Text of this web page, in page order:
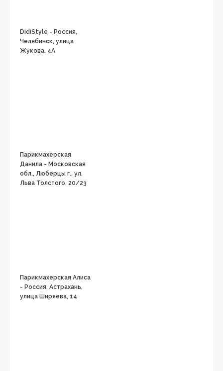
DidiStyle - Россия,
Челябинск, улица
Жукова, 4А
Парикмахерская
Данила - Московская
обл., Люберцы г., ул.
Льва Толстого, 20/23
Парикмахерская Алиса
- Россия, Астрахань,
улица Ширяева, 14